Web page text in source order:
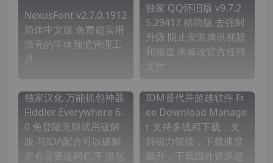
NexusFont v2.7.0.1912
简体中文版 免费超实用
漂亮的字体预览管理工
具
独家 QQ怀旧版 v9.7.2
5.29417 精简版 去强制
升级 阻止安装腾讯视频
和频道 未修改官方任何
文件
独家汉化 万能抓包神器
Fiddler Everywhere 6.
0 免登陆无限试用破解
版 与IDA配合可以破解
所有需要连网程序 抓包
IDM替代并超越软件 Fr
ee Download Manage
r 支持多线程下载，支
持磁力链接，下载速度
飙升，下载国外资源超